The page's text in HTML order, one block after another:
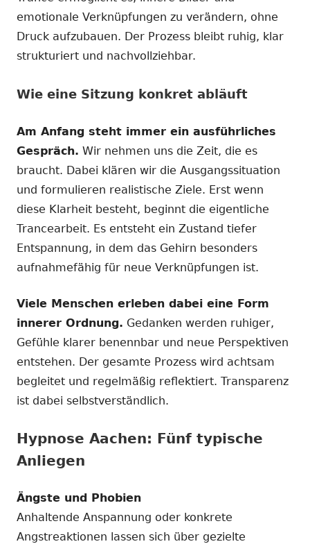
emotionale Verknüpfungen zu verändern, ohne
Druck aufzubauen. Der Prozess bleibt ruhig, klar
strukturiert und nachvollziehbar.
Wie eine Sitzung konkret abläuft
Am Anfang steht immer ein ausführliches
Gespräch. Wir nehmen uns die Zeit, die es
braucht. Dabei klären wir die Ausgangssituation
und formulieren realistische Ziele. Erst wenn
diese Klarheit besteht, beginnt die eigentliche
Trancearbeit. Es entsteht ein Zustand tiefer
Entspannung, in dem das Gehirn besonders
aufnahmefähig für neue Verknüpfungen ist.
Viele Menschen erleben dabei eine Form
innerer Ordnung. Gedanken werden ruhiger,
Gefühle klarer benennbar und neue Perspektiven
entstehen. Der gesamte Prozess wird achtsam
begleitet und regelmäßig reflektiert. Transparenz
ist dabei selbstverständlich.
Hypnose Aachen: Fünf typische
Anliegen
Ängste und Phobien
Anhaltende Anspannung oder konkrete
Angstreaktionen lassen sich über gezielte